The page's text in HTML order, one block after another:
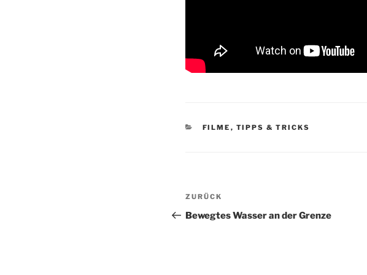
KATEGORIEN
FILME , TIPPS & TRICKS
Beitragsnavigation
Vorheriger
Beitrag
ZURÜCK
Bewegtes Wasser an der Grenze